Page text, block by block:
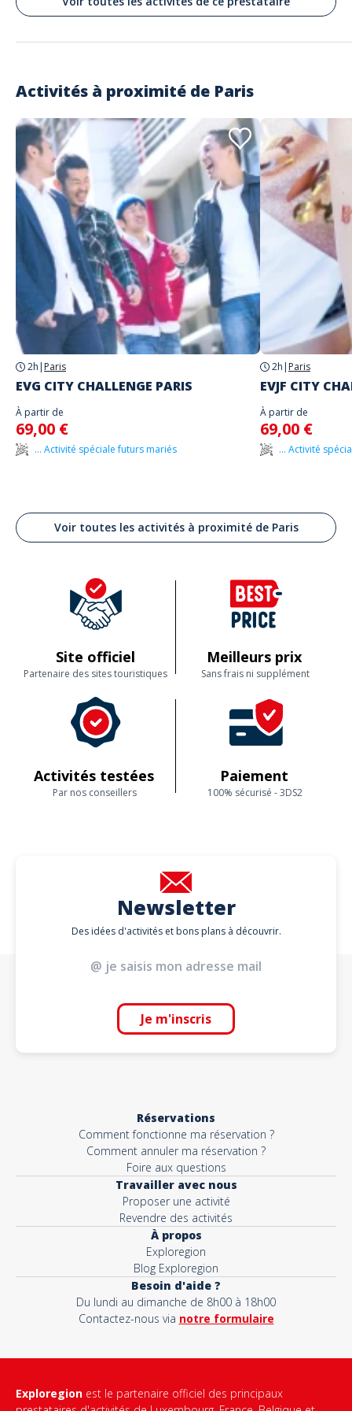
Activités à proximité de Paris
2h | Paris
EVG CITY CHALLENGE PARIS
À partir de
69,00 €
... Activité spéciale futurs mariés
2h | Paris
EVJF CITY
À partir de
69,00 €
... Activité
Voir toutes les activités à proximité de Paris
Site officiel
Partenaire des sites touristiques
Meilleurs prix
Sans frais ni supplément
Activités testées
Par nos conseillers
Paiement
100% sécurisé - 3DS2
Newsletter
Des idées d'activités et bons plans à découvrir.
Je m'inscris
Réservations
Comment fonctionne ma réservation ?
Comment annuler ma réservation ?
Foire aux questions
Travailler avec nous
Proposer une activité
Revendre des activités
À propos
Exploregion
Blog Exploregion
Besoin d'aide ?
Du lundi au dimanche de 8h00 à 18h00
Contactez-nous via notre formulaire
Exploregion est le partenaire officiel des principaux